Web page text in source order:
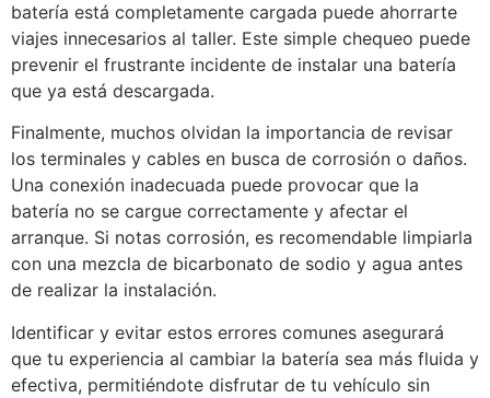
batería está completamente cargada puede ahorrarte
viajes innecesarios al taller. Este simple chequeo puede
prevenir el frustrante incidente de instalar una batería
que ya está descargada.
Finalmente, muchos olvidan la importancia de revisar
los terminales y cables en busca de corrosión o daños.
Una conexión inadecuada puede provocar que la
batería no se cargue correctamente y afectar el
arranque. Si notas corrosión, es recomendable limpiarla
con una mezcla de bicarbonato de sodio y agua antes
de realizar la instalación.
Identificar y evitar estos errores comunes asegurará
que tu experiencia al cambiar la batería sea más fluida y
efectiva, permitiéndote disfrutar de tu vehículo sin